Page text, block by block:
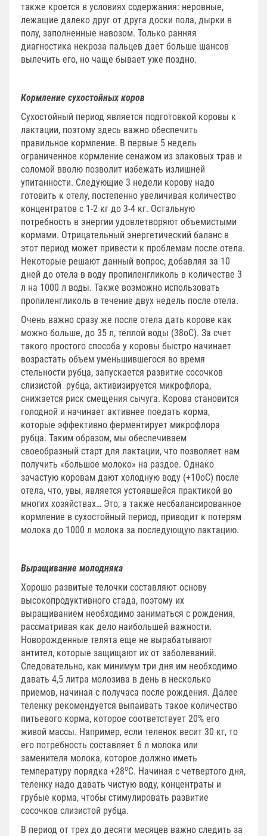
также кроется в условиях содержания: неровные,
лежащие далеко друг от друга доски пола, дырки в
полу, заполненные навозом. Только ранняя
диагностика некроза пальцев дает больше шансов
вылечить его, но чаще бывает уже поздно.
Кормление сухостойных коров
Сухостойный период является подготовкой коровы к
лактации, поэтому здесь важно обеспечить
правильное кормление. В первые 5 недель
ограниченное кормление сенажом из злаковых трав и
соломой вволю позволит избежать излишней
упитанности. Следующие 3 недели корову надо
готовить к отелу, постепенно увеличивая количество
концентратов с 1-2 кг до 3-4 кг. Остальную
потребность в энергии удовлетворяют объемистыми
кормами. Отрицательный энергетический баланс в
этот период может привести к проблемам после отела.
Некоторые решают данный вопрос, добавляя за 10
дней до отела в воду пропиленгликоль в количестве 3
л на 1000 л воды. Также возможно использовать
пропиленгликоль в течение двух недель после отела.
Очень важно сразу же после отела дать корове как
можно больше, до 35 л, теплой воды (38оС). За счет
такого простого способа у коровы быстро начинает
возрастать объем уменьшившегося во время
стельности рубца, запускается развитие сосочков
слизистой рубца, активизируется микрофлора,
снижается риск смещения сычуга. Корова становится
голодной и начинает активнее поедать корма,
которые эффективно ферментирует микрофлора
рубца. Таким образом, мы обеспечиваем
своеобразный старт для лактации, что позволяет нам
получить «большое молоко» на раздое. Однако
зачастую коровам дают холодную воду (+10оС) после
отела, что, увы, является устоявшейся практикой во
многих хозяйствах… Это, а также несбалансированное
кормление в сухостойный период, приводит к потерям
молока до 1000 л молока за последующую лактацию.
Выращивание молодняка
Хорошо развитые телочки составляют основу
высокопродуктивного стада, поэтому их
выращиванием необходимо заниматься с рождения,
рассматривая как дело наибольшей важности.
Новорожденные телята еще не вырабатывают
антител, которые защищают их от заболеваний.
Следовательно, как минимум три дня им необходимо
давать 4,5 литра молозива в день в несколько
приемов, начиная с получаса после рождения. Далее
теленку рекомендуется выпаивать такое количество
питьевого корма, которое соответствует 20% его
живой массы. Например, если теленок весит 30 кг, то
его потребность составляет 6 л молока или
заменителя молока, которое должно иметь
температуру порядка +28оС. Начиная с четвертого дня,
теленку надо давать чистую воду, концентраты и
грубые корма, чтобы стимулировать развитие
сосочков слизистой рубца.
В период от трех до десяти месяцев важно следить за